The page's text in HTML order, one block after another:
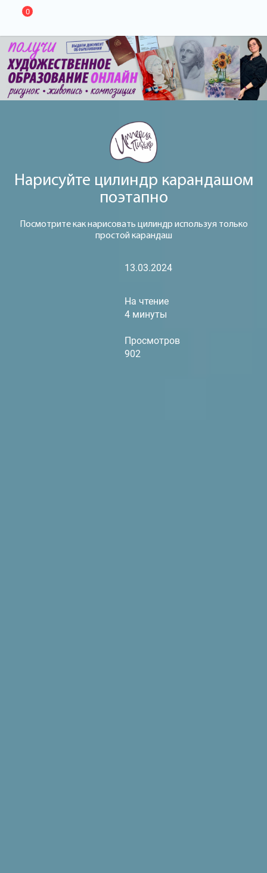
0
Нарисуйте цилиндр карандашом
поэтапно
Посмотрите как нарисовать цилиндр используя только
простой карандаш
13.03.2024
На чтение
4 минуты
Просмотров
902